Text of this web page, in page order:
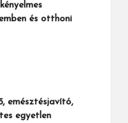
és otthoni
emésztésjavító,
egyetlen